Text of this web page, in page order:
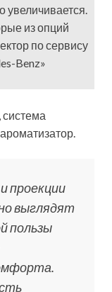
увеличивается.
из опций
по сервису
Benz»
система
проекции
выглядят
пользы